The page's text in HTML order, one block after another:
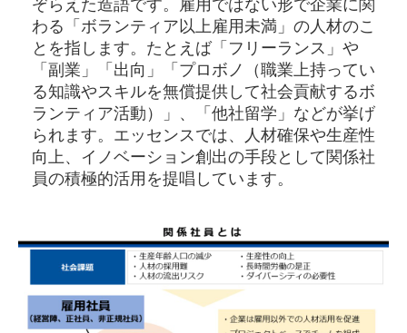
ぞらえた造語です。雇用ではない形で企業に関
わる「ボランティア以上雇用未満」の人材のこ
とを指します。たとえば「フリーランス」や
「副業」「出向」「プロボノ（職業上持ってい
る知識やスキルを無償提供して社会貢献するボ
ランティア活動）」、「他社留学」などが挙げ
られます。エッセンスでは、人材確保や生産性
向上、イノベーション創出の手段として関係社
員の積極的活用を提唱しています。